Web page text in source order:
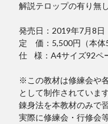
解説テロップの有り無
発売日：2019年7月8日
定 価：5,500円（本体
仕 様：A4サイズ92ペ
※この教材は修練会や
として制作されています
錬身法を本教材のみで
実際に修練会・行修会